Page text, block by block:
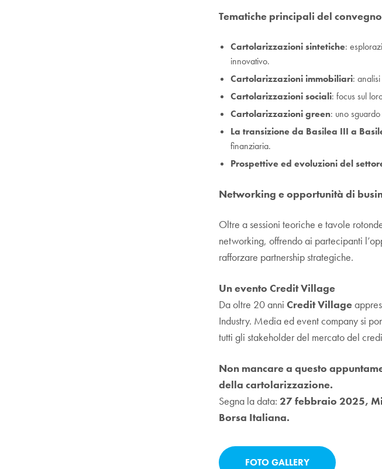
Tematiche principali del
Cartolarizzazioni sintetiche:
innovativo.
Cartolarizzazioni immobiliari:
Cartolarizzazioni sociali: focus sul
Cartolarizzazioni green: uno
La transizione da Basilea III a
finanziaria.
Prospettive ed evoluzioni del
Networking e opportunità di
Oltre a sessioni teoriche e tavole
networking, offrendo ai partecipanti
rafforzare partnership strategiche.
Un evento Credit Village
Da oltre 20 anni Credit Village
Industry. Media ed event company si
tutti gli stakeholder del mercato del
Non mancare a questo
della cartolarizzazione.
Segna la data: 27 febbraio 2025,
Borsa Italiana.
FOTO GALLERY